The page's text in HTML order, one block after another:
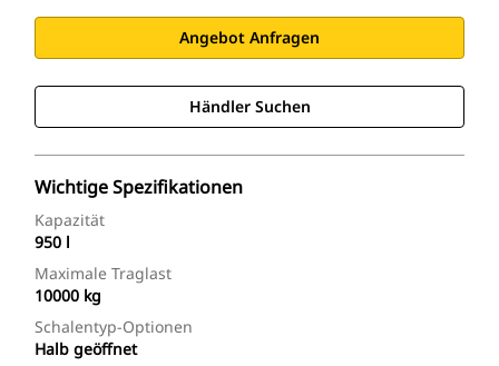
Angebot Anfragen
Händler Suchen
Wichtige Spezifikationen
Kapazität
950 l
Maximale Traglast
10000 kg
Schalentyp-Optionen
Halb geöffnet